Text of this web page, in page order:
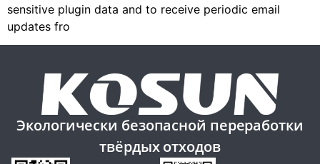
sensitive plugin data and to receive periodic email
updates fro
Экологически безопасной переработки
твёрдых отходов